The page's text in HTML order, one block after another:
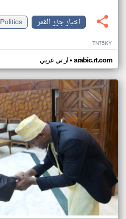
اخبار جزر القمر
Politics
TN75KY
ار تي عربي• arabic.rt.com